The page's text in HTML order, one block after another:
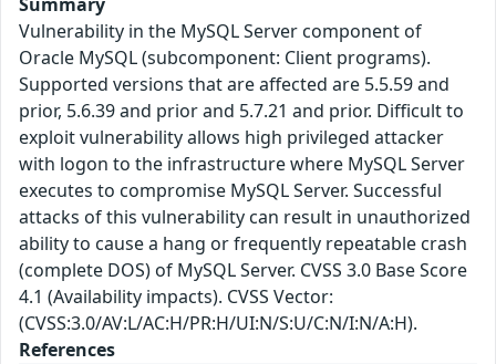
Vulnerability in the MySQL Server component of
Oracle MySQL (subcomponent: Client programs).
Supported versions that are affected are 5.5.59 and
prior, 5.6.39 and prior and 5.7.21 and prior. Difficult to
exploit vulnerability allows high privileged attacker
with logon to the infrastructure where MySQL Server
executes to compromise MySQL Server. Successful
attacks of this vulnerability can result in unauthorized
ability to cause a hang or frequently repeatable crash
(complete DOS) of MySQL Server. CVSS 3.0 Base Score
4.1 (Availability impacts). CVSS Vector:
(CVSS:3.0/AV:L/AC:H/PR:H/UI:N/S:U/C:N/I:N/A:H).
References